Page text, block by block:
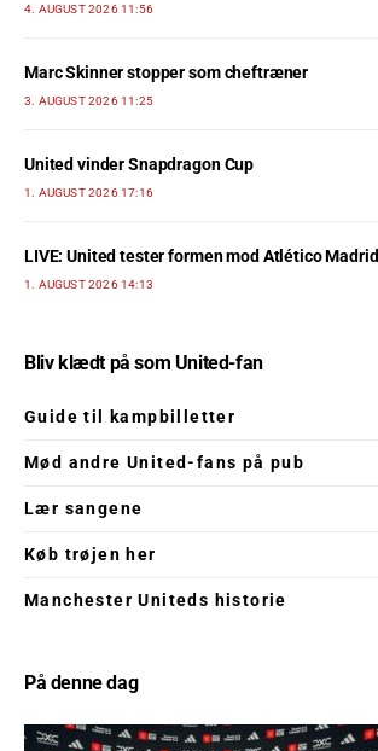
4. AUGUST 2026 11:56
Marc Skinner stopper som cheftræner
3. AUGUST 2026 11:25
United vinder Snapdragon Cup
1. AUGUST 2026 17:16
LIVE: United tester formen mod Atlético Madrid
1. AUGUST 2026 14:13
Bliv klædt på som United-fan
Guide til kampbilletter
Mød andre United-fans på pub
Lær sangene
Køb trøjen her
Manchester Uniteds historie
På denne dag